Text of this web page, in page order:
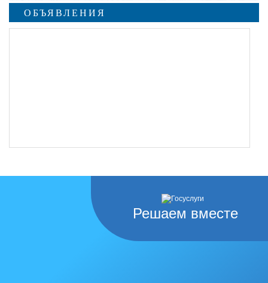
ОБЪЯВЛЕНИЯ
Решаем вместе